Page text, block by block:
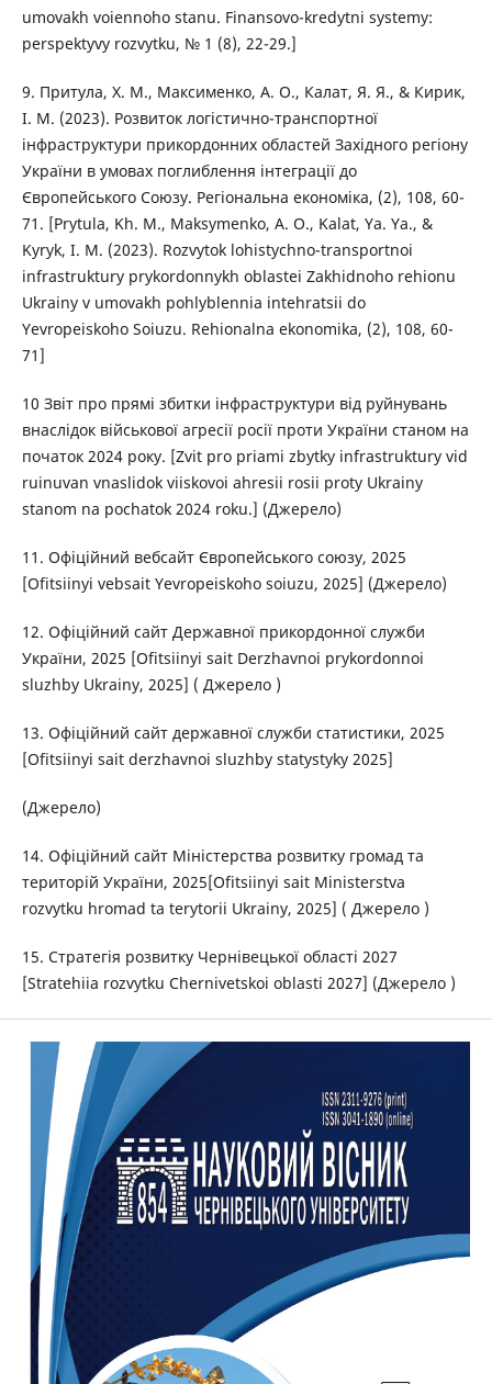
umovakh voiennoho stanu. Finansovo-kredytni systemy:
perspektyvy rozvytku, № 1 (8), 22-29.]
9. Притула, Х. М., Максименко, А. О., Калат, Я. Я., & Кирик,
І. М. (2023). Розвиток логістично-транспортної
інфраструктури прикордонних областей Західного регіону
України в умовах поглиблення інтеграції до
Європейського Союзу. Регіональна економіка, (2), 108, 60-
71. [Prytula, Kh. M., Maksymenko, A. O., Kalat, Ya. Ya., &
Kyryk, I. M. (2023). Rozvytok lohistychno-transportnoi
infrastruktury prykordonnykh oblastei Zakhidnoho rehionu
Ukrainy v umovakh pohlyblennia intehratsii do
Yevropeiskoho Soiuzu. Rehionalna ekonomika, (2), 108, 60-
71]
10 Звіт про прямі збитки інфраструктури від руйнувань
внаслідок військової агресії росії проти України станом на
початок 2024 року. [Zvit pro priami zbytky infrastruktury vid
ruinuvan vnaslidok viiskovoi ahresii rosii proty Ukrainy
stanom na pochatok 2024 roku.] (Джерело)
11. Офіційний вебсайт Європейського союзу, 2025
[Ofitsiinyi vebsait Yevropeiskoho soiuzu, 2025] (Джерело)
12. Офіційний сайт Державної прикордонної служби
України, 2025 [Ofitsiinyi sait Derzhavnoi prykordonnoi
sluzhby Ukrainy, 2025] ( Джерело )
13. Офіційний сайт державної служби статистики, 2025
[Ofitsiinyi sait derzhavnoi sluzhby statystyky 2025]
(Джерело)
14. Офіційний сайт Міністерства розвитку громад та
територій України, 2025[Ofitsiinyi sait Ministerstva
rozvytku hromad ta terytorii Ukrainy, 2025] ( Джерело )
15. Стратегія розвитку Чернівецької області 2027
[Stratehiia rozvytku Chernivetskoi oblasti 2027] (Джерело )